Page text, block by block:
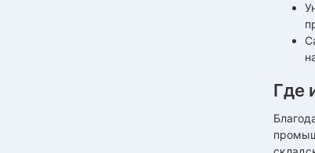
Где